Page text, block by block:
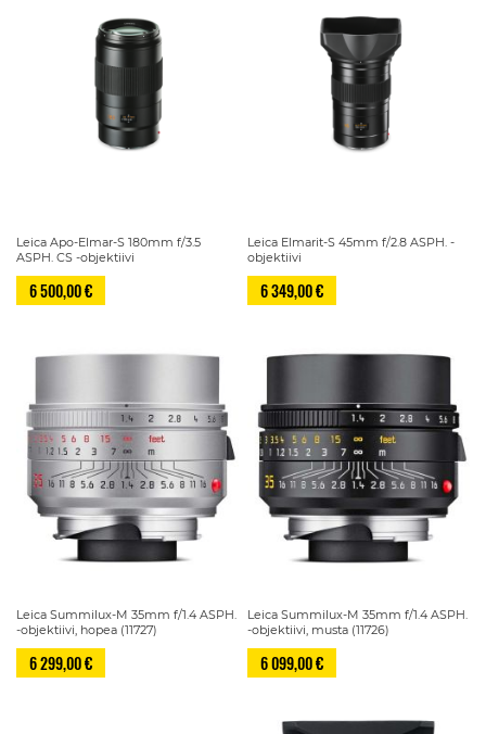
Leica Apo-Elmar-S 180mm f/3.5
ASPH. CS -objektiivi
6 500,00 €
Leica Elmarit-S 45mm f/2.8 ASPH. -
objektiivi
6 349,00 €
Leica Summilux-M 35mm f/1.4 ASPH.
-objektiivi, hopea (11727)
6 299,00 €
Leica Summilux-M 35mm f/1.4 ASPH.
-objektiivi, musta (11726)
6 099,00 €